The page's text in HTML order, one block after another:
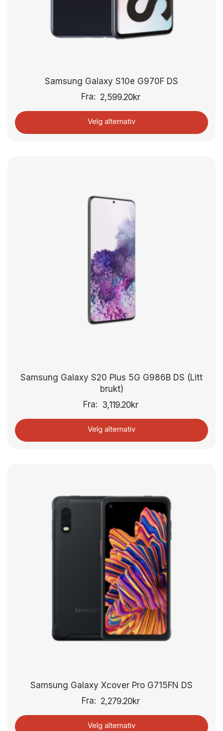
Samsung Galaxy S10e G970F DS
Fra: 2,599.20kr
Velg alternativ
Samsung Galaxy S20 Plus 5G G986B DS (Litt
brukt)
Fra: 3,119.20kr
Velg alternativ
Samsung Galaxy Xcover Pro G715FN DS
Fra: 2,279.20kr
Velg alternativ